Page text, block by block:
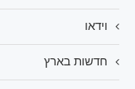
וידאו
חדשות בארץ